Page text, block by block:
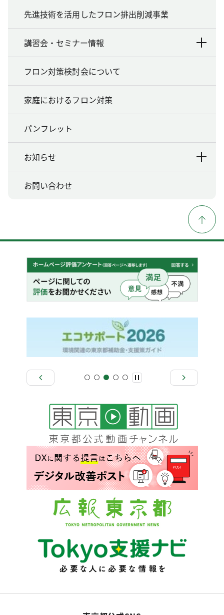
先進技術を活用したフロン排出削減事業
講習会・セミナー情報
フロン対策検討会について
家庭におけるフロン対策
パンフレット
お知らせ
お問い合わせ